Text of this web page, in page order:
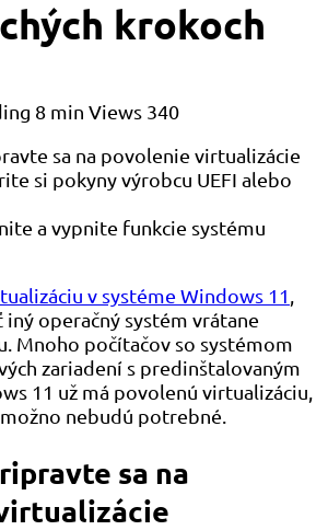
krokoch
8 min Views 340
sa na povolenie virtualizácie
si pokyny výrobcu UEFI alebo
a vypnite funkcie systému
v systéme Windows 11,
operačný systém vrátane
Mnoho počítačov so systémom
zariadení s predinštalovaným
11 už má povolenú virtualizáciu,
nebudú potrebné.
sa na